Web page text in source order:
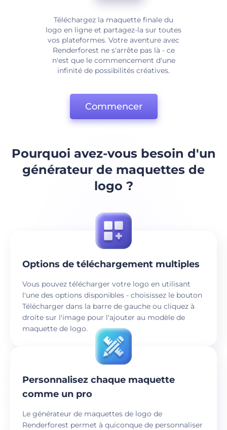
Téléchargez la maquette finale du
logo en ligne et partagez-la sur toutes
vos plateformes. Votre aventure avec
Renderforest ne s'arrête pas là - ce
n'est que le commencement d'une
infinité de possibilités créatives.
Commencer
Pourquoi avez-vous besoin d'un
générateur de maquettes de
logo ?
Options de téléchargement multiples
Vous pouvez télécharger votre logo en utilisant
l'une des options disponibles - choisissez le bouton
Télécharger dans la barre de gauche ou cliquez à
droite sur l'image pour l'ajouter au modèle de
maquette de logo.
Personnalisez chaque maquette
comme un pro
Le générateur de maquettes de logo de
Renderforest permet à quiconque de personnaliser